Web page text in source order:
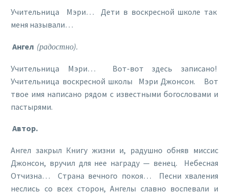
Учительница Мэри… Дети в воскресной школе так
меня называли…
Ангел (радостно).
Учительница Мэри… Вот-вот здесь записано!
Учительница воскресной школы Мэри Джонсон. Вот
твое имя написано рядом с известными богословами и
пастырями.
Автор.
Ангел закрыл Книгу жизни и, радушно обняв миссис
Джонсон, вручил для нее награду — венец. Небесная
Отчизна… Страна вечного покоя… Песни хваления
неслись со всех сторон, Ангелы славно воспевали и